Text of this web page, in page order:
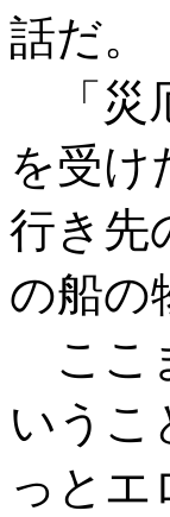
話だ。
「災
を受け
行き先
の船の
ここ
いうこ
っとエ